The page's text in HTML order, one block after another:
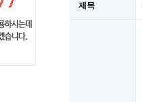
제목